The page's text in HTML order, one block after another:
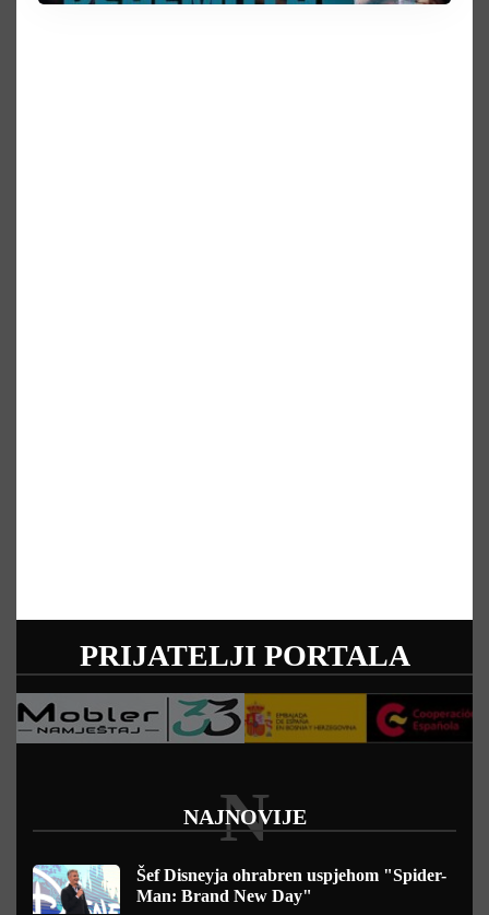
PRIJATELJI PORTALA
NAJNOVIJE
N
Šef Disneyja ohrabren uspjehom "Spider-
Man: Brand New Day"